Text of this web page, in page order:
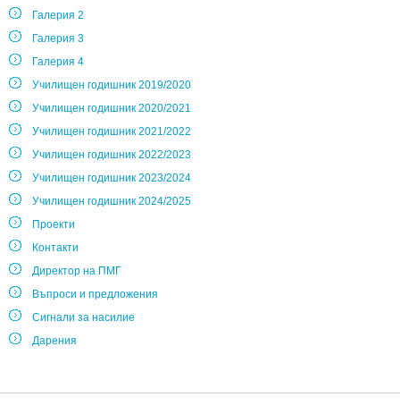
Галерия 2
Галерия 3
Галерия 4
Училищен годишник 2019/2020
Училищен годишник 2020/2021
Училищен годишник 2021/2022
Училищен годишник 2022/2023
Училищен годишник 2023/2024
Училищен годишник 2024/2025
Проекти
Контакти
Директор на ПМГ
Въпроси и предложения
Сигнали за насилие
Дарения